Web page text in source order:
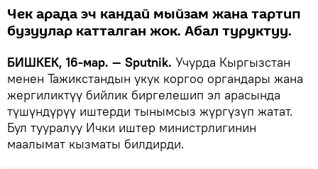
Чек арада эч кандай мыйзам жана тартип
бузуулар катталган жок. Абал туруктуу.
БИШКЕК, 16-мар. — Sputnik. Учурда Кыргызстан
менен Тажикстандын укук коргоо органдары жана
жергиликтүү бийлик биргелешип эл арасында
түшүндүрүү иштерди тынымсыз жүргүзүп жатат.
Бул тууралуу Ички иштер министрлигинин
маалымат кызматы билдирди.